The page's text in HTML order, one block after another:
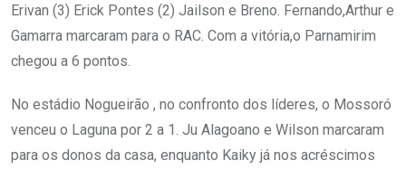
Erivan (3) Erick Pontes (2) Jailson e Breno. Fernando,Arthur e
Gamarra marcaram para o RAC. Com a vitória,o Parnamirim
chegou a 6 pontos.
No estádio Nogueirão , no confronto dos líderes, o Mossoró
venceu o Laguna por 2 a 1. Ju Alagoano e Wilson marcaram
para os donos da casa, enquanto Kaiky já nos acréscimos